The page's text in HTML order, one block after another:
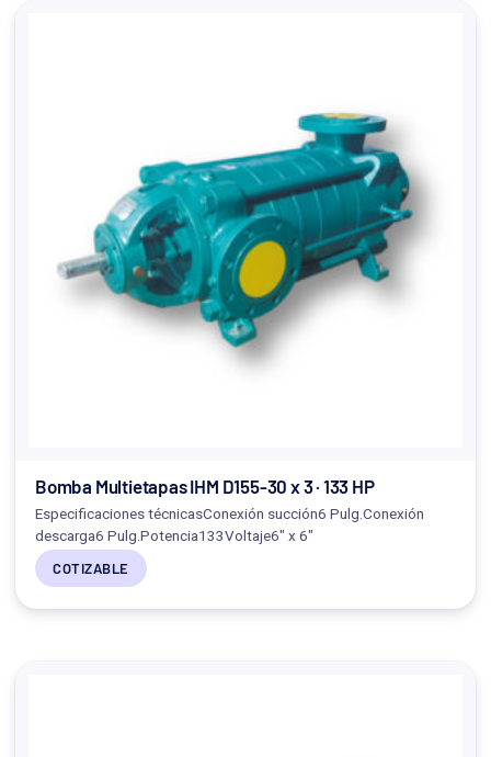
Bomba Multietapas IHM D155-30 x 3 · 133 HP
Especificaciones técnicasConexión succión6 Pulg.Conexión
descarga6 Pulg.Potencia133Voltaje6" x 6"
COTIZABLE